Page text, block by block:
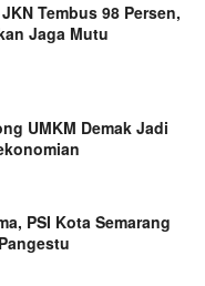
Tembus 98 Persen,
Jaga Mutu
UMKM Demak Jadi
PSI Kota Semarang